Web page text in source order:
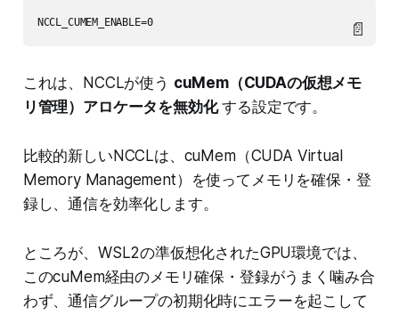
NCCL_CUMEM_ENABLE=0 📄
これは、NCCLが使う cuMem（CUDAの仮想メモ
リ管理）アロケータを無効化する設定です。
比較的新しいNCCLは、cuMem（CUDA Virtual
Memory Management）を使ってメモリを確保・登
録し、通信を効率化します。
ところが、WSL2の準仮想化されたGPU環境では、
このcuMem経由のメモリ確保・登録がうまく噛み合
わず、通信グループの初期化時にエラーを起こして